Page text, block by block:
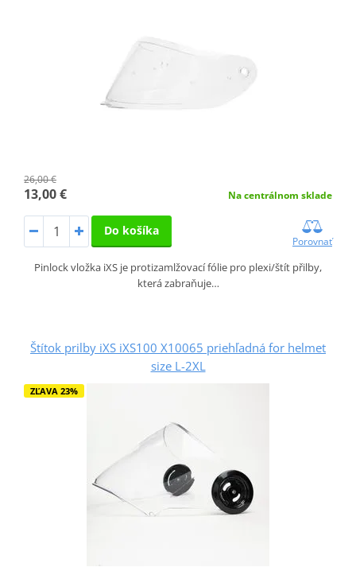
26,00 €
13,00 € Na centrálnom sklade
Do košíka
Porovnať
Pinlock vložka iXS je protizamlžovací fólie pro plexi/štít přilby,
která zabraňuje…
Štítok prilby iXS iXS100 X10065 priehľadná for helmet
size L-2XL
ZĽAVA 23%